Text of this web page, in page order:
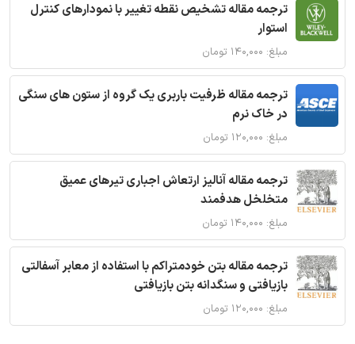
ترجمه مقاله تشخیص نقطه تغییر با نمودارهای کنترل
استوار
مبلغ: ۱۴۰,۰۰۰ تومان
ترجمه مقاله ظرفیت باربری یک گروه از ستون های سنگی
در خاک نرم
مبلغ: ۱۲۰,۰۰۰ تومان
ترجمه مقاله آنالیز ارتعاش اجباری تیرهای عمیق
متخلخل هدفمند
مبلغ: ۱۴۰,۰۰۰ تومان
ترجمه مقاله بتن خودمتراکم با استفاده از معابر آسفالتی
بازیافتی و سنگدانه بتن بازیافتی
مبلغ: ۱۲۰,۰۰۰ تومان